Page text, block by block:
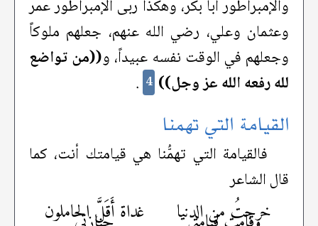
والإمبراطور أبا بكر، وهكذا ربى الإمبراطور عمر
وعثمان وعلي، رضي الله عنهم، جعلهم ملوكاً
وجعلهم في الوقت نفسه عبيداً، و((من تواضع
لله رفعه الله عز وجل)) 4
.
القيامة التي تهمنا
فالقيامة التي تهمُّنا هي قيامتك أنت، كما
قال الشاعر
خرجتُ من الدنيا غداة أَقَلَّ الحاملون